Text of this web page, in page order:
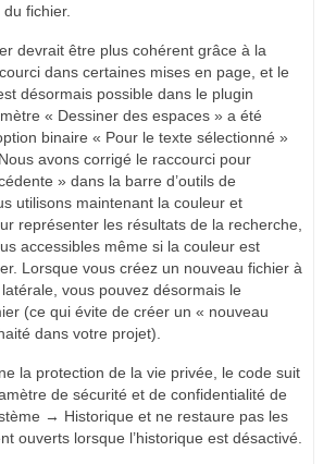
fichier.
devrait être plus cohérent grâce à la
dans certaines mises en page, et le
désormais possible dans le plugin
« Dessiner des espaces » a été
binaire « Pour le texte sélectionné »
avons corrigé le raccourci pour
» dans la barre d’outils de
utilisons maintenant la couleur et
représenter les résultats de la recherche,
accessibles même si la couleur est
Lorsque vous créez un nouveau fichier à
vous pouvez désormais le
(ce qui évite de créer un « nouveau
dans votre projet).
la protection de la vie privée, le code suit
de sécurité et de confidentialité de
→ Historique et ne restaure pas les
ouverts lorsque l’historique est désactivé.